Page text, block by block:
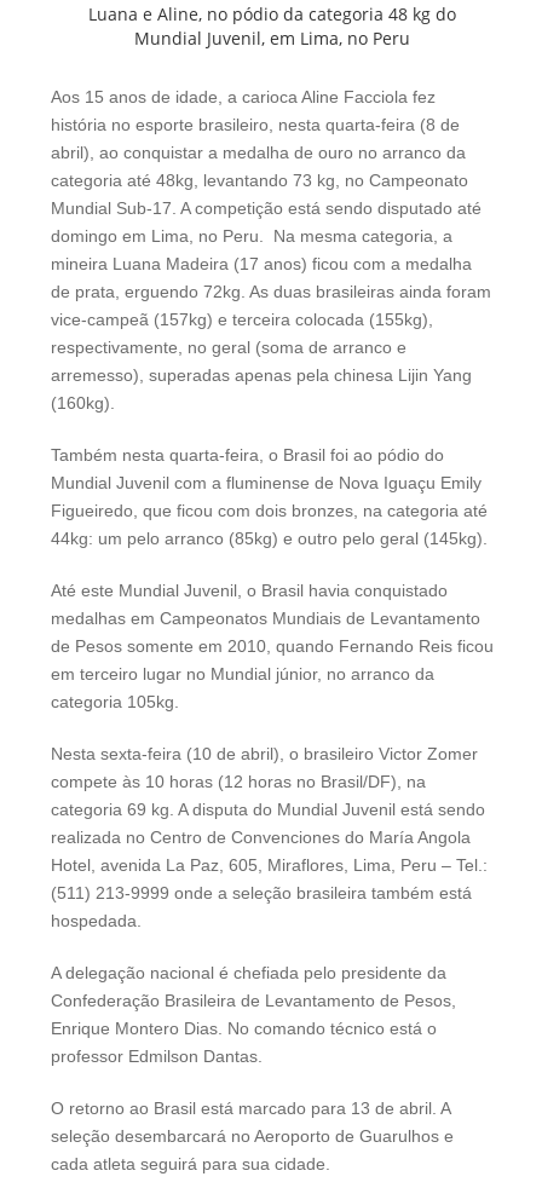
Luana e Aline, no pódio da categoria 48 kg do
Mundial Juvenil, em Lima, no Peru
Aos 15 anos de idade, a carioca Aline Facciola fez
história no esporte brasileiro, nesta quarta-feira (8 de
abril), ao conquistar a medalha de ouro no arranco da
categoria até 48kg, levantando 73 kg, no Campeonato
Mundial Sub-17. A competição está sendo disputado até
domingo em Lima, no Peru. Na mesma categoria, a
mineira Luana Madeira (17 anos) ficou com a medalha
de prata, erguendo 72kg. As duas brasileiras ainda foram
vice-campeã (157kg) e terceira colocada (155kg),
respectivamente, no geral (soma de arranco e
arremesso), superadas apenas pela chinesa Lijin Yang
(160kg).
Também nesta quarta-feira, o Brasil foi ao pódio do
Mundial Juvenil com a fluminense de Nova Iguaçu Emily
Figueiredo, que ficou com dois bronzes, na categoria até
44kg: um pelo arranco (85kg) e outro pelo geral (145kg).
Até este Mundial Juvenil, o Brasil havia conquistado
medalhas em Campeonatos Mundiais de Levantamento
de Pesos somente em 2010, quando Fernando Reis ficou
em terceiro lugar no Mundial júnior, no arranco da
categoria 105kg.
Nesta sexta-feira (10 de abril), o brasileiro Victor Zomer
compete às 10 horas (12 horas no Brasil/DF), na
categoria 69 kg. A disputa do Mundial Juvenil está sendo
realizada no Centro de Convenciones do María Angola
Hotel, avenida La Paz, 605, Miraflores, Lima, Peru – Tel.:
(511) 213-9999 onde a seleção brasileira também está
hospedada.
A delegação nacional é chefiada pelo presidente da
Confederação Brasileira de Levantamento de Pesos,
Enrique Montero Dias. No comando técnico está o
professor Edmilson Dantas.
O retorno ao Brasil está marcado para 13 de abril. A
seleção desembarcará no Aeroporto de Guarulhos e
cada atleta seguirá para sua cidade.